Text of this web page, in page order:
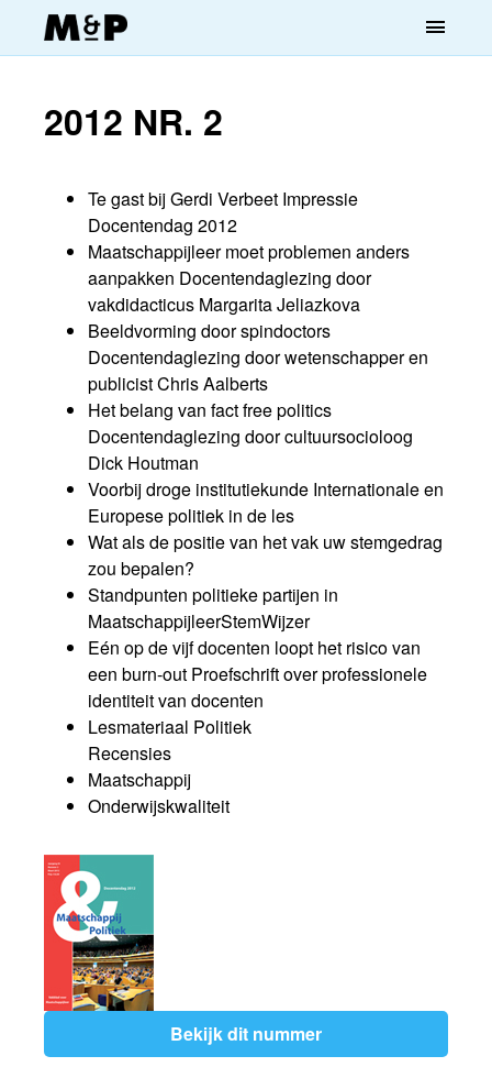
menu
2012 NR. 2
Te gast bij Gerdi Verbeet Impressie
Docentendag 2012
Maatschappijleer moet problemen anders
aanpakken Docentendaglezing door
vakdidacticus Margarita Jeliazkova
Beeldvorming door spindoctors
Docentendaglezing door wetenschapper en
publicist Chris Aalberts
Het belang van fact free politics
Docentendaglezing door cultuursocioloog
Dick Houtman
Voorbij droge institutiekunde Internationale en
Europese politiek in de les
Wat als de positie van het vak uw stemgedrag
zou bepalen?
Standpunten politieke partijen in
MaatschappijleerStemWijzer
Eén op de vijf docenten loopt het risico van
een burn-out Proefschrift over professionele
identiteit van docenten
Lesmateriaal Politiek
Recensies
Maatschappij
Onderwijskwaliteit
Bekijk dit nummer